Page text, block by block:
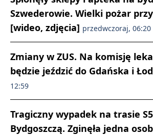
Szwederowie. Wielki pożar
[wideo, zdjęcia] przedwczoraj, 06:20
Zmiany w ZUS. Na komisję
będzie jeździć do Gdańska i
12:59
Tragiczny wypadek na trasie
Bydgoszczą. Zginęła jedna